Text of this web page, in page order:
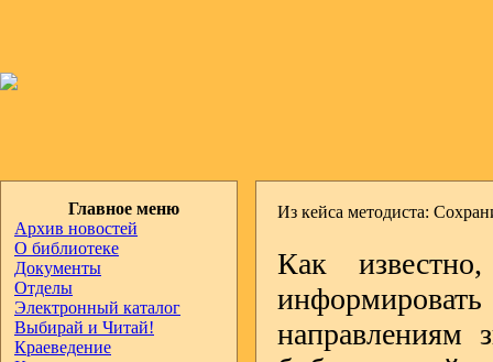
Главное меню
Архив новостей
О библиотеке
Документы
Отделы
Электронный каталог
Выбирай и Читай!
Краеведение
Из кейса методиста:
Как
направлениям